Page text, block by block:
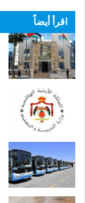
اقرأ أيضاً